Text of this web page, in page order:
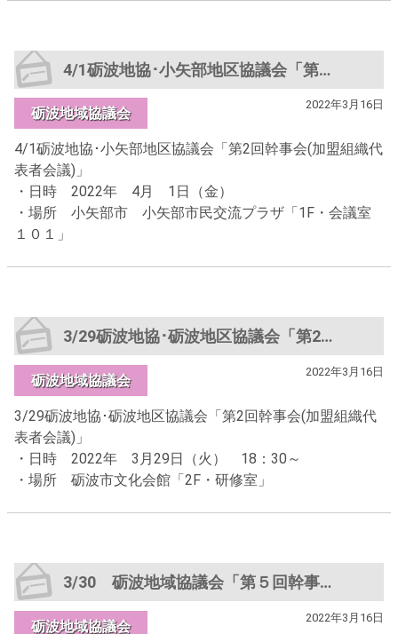
4/1砺波地協･小矢部地区協議会「第2回幹事会(加盟組織代表者会議)」
砺波地域協議会
2022年3月16日
4/1砺波地協･小矢部地区協議会「第2回幹事会(加盟組織代
表者会議)」
・日時 2022年 4月 1日（金）
・場所 小矢部市 小矢部市民交流プラザ「1F・会議室
１０１」
3/29砺波地協･砺波地区協議会「第2回幹事会(加盟組織代表者会議)」
砺波地域協議会
2022年3月16日
3/29砺波地協･砺波地区協議会「第2回幹事会(加盟組織代
表者会議)」
・日時 2022年 3月29日（火） 18：30～
・場所 砺波市文化会館「2F・研修室」
3/30 砺波地域協議会「第５回幹事会」
砺波地域協議会
2022年3月16日